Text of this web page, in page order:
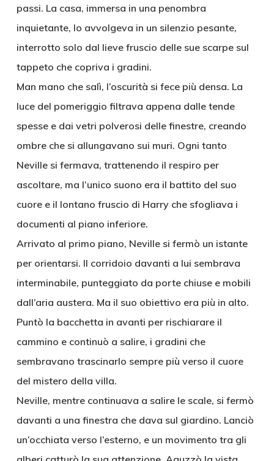
passi. La casa, immersa in una penombra
inquietante, lo avvolgeva in un silenzio pesante,
interrotto solo dal lieve fruscio delle sue scarpe sul
tappeto che copriva i gradini.
Man mano che salì, l’oscurità si fece più densa. La
luce del pomeriggio filtrava appena dalle tende
spesse e dai vetri polverosi delle finestre, creando
ombre che si allungavano sui muri. Ogni tanto
Neville si fermava, trattenendo il respiro per
ascoltare, ma l’unico suono era il battito del suo
cuore e il lontano fruscio di Harry che sfogliava i
documenti al piano inferiore.
Arrivato al primo piano, Neville si fermò un istante
per orientarsi. Il corridoio davanti a lui sembrava
interminabile, punteggiato da porte chiuse e mobili
dall’aria austera. Ma il suo obiettivo era più in alto.
Puntò la bacchetta in avanti per rischiarare il
cammino e continuò a salire, i gradini che
sembravano trascinarlo sempre più verso il cuore
del mistero della villa.
Neville, mentre continuava a salire le scale, si fermò
davanti a una finestra che dava sul giardino. Lanciò
un’occhiata verso l’esterno, e un movimento tra gli